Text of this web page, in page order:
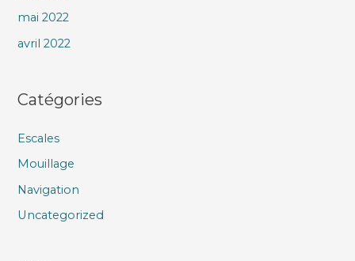
mai 2022
avril 2022
Catégories
Escales
Mouillage
Navigation
Uncategorized